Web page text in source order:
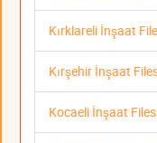
Kırklareli İnşaat
Kırşehir İnşaat
Kocaeli İnşaat